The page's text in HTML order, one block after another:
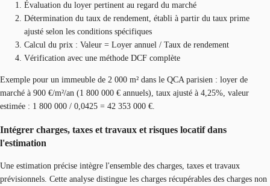
Évaluation du loyer pertinent au regard du marché
Détermination du taux de rendement, établi à partir du taux prime
ajusté selon les conditions spécifiques
Calcul du prix : Valeur = Loyer annuel / Taux de rendement
Vérification avec une méthode DCF complète
Exemple pour un immeuble de 2 000 m² dans le QCA parisien : loyer de
marché à 900 €/m²/an (1 800 000 € annuels), taux ajusté à 4,25%, valeur
estimée : 1 800 000 / 0,0425 = 42 353 000 €.
Intégrer charges, taxes et travaux et risques locatif dans
l'estimation
Une estimation précise intègre l'ensemble des charges, taxes et travaux
prévisionnels. Cette analyse distingue les charges récupérables des charges non